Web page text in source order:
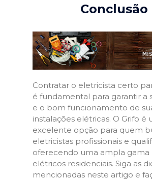
Conclusão
Contratar o eletricista certo
é fundamental para garantir a
e o bom funcionamento de
instalações elétricas. O Grifo é
excelente opção para quem
eletricistas profissionais e
oferecendo uma ampla gama
elétricos residenciais. Siga as
mencionadas neste artigo e